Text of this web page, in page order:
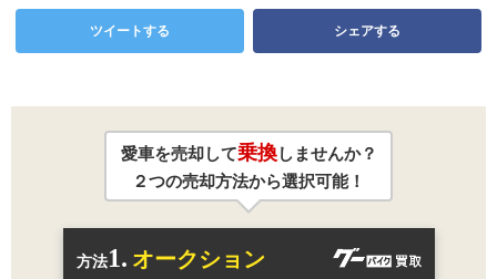
ツイートする シェアする
愛車を売却して乗換しませんか？
２つの売却方法から選択可能！
方法1. オークション